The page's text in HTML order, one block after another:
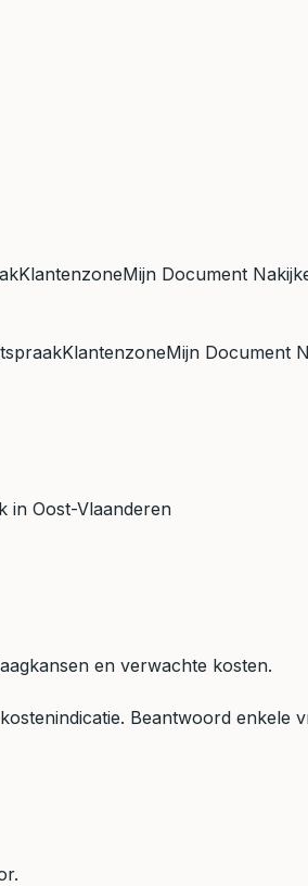
KlantenzoneMijn Document
KlantenzoneMijn Document
in Oost-Vlaanderen
en verwachte kosten.
Beantwoord enkele